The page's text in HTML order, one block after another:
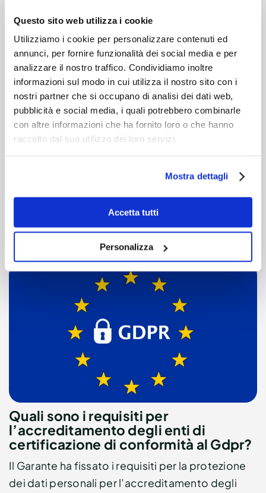
Questo sito web utilizza i cookie
Utilizziamo i cookie per personalizzare contenuti ed
annunci, per fornire funzionalità dei social media e per
analizzare il nostro traffico. Condividiamo inoltre
informazioni sul modo in cui utilizza il nostro sito con i
nostri partner che si occupano di analisi dei dati web,
pubblicità e social media, i quali potrebbero combinarle
con altre informazioni che ha fornito loro o che hanno
raccolto dal suo utilizzo dei loro servizi.
Mostra dettagli
Accetta tutti
Personalizza
Incidente di sicurezza o violazione
Le violazioni di dati personali non sempre sono
causate da attacchi informatici esterni, ma da
procedure inadeguate e da semplici...
Quali sono i requisiti per
l’accreditamento degli enti di
certificazione di conformità al Gdpr?
Il Garante ha fissato i requisiti per la protezione
dei dati personali per l’accreditamento degli